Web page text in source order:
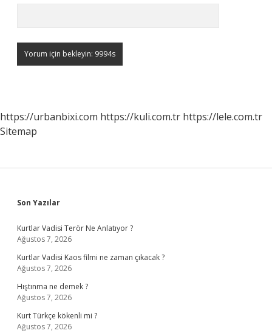
https://urbanbixi.com https://kuli.com.tr https://lele.com.tr
Sitemap
Sidebar
Son Yazılar
Kurtlar Vadisi Terör Ne Anlatıyor ?
Ağustos 7, 2026
Kurtlar Vadisi Kaos filmi ne zaman çıkacak ?
Ağustos 7, 2026
Hıştınma ne demek ?
Ağustos 7, 2026
Kurt Türkçe kökenli mi ?
Ağustos 7, 2026